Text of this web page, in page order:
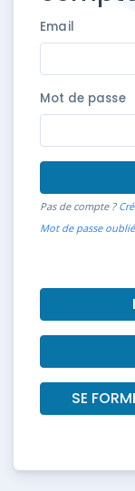
Email
Mot de passe
Pas de compte ?
Mot de passe
SE